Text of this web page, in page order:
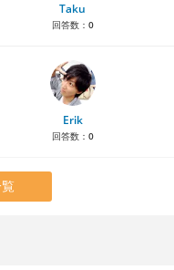
Taku
回答数： 0
Erik
回答数： 0